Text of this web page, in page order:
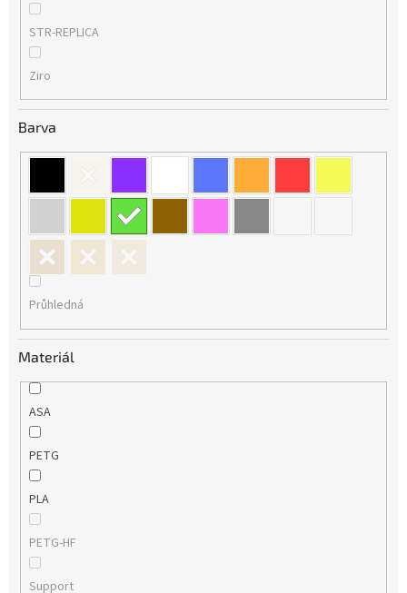
STR-REPLICA
Ziro
Barva
Průhledná
Materiál
ASA
PETG
PLA
PETG-HF
Support